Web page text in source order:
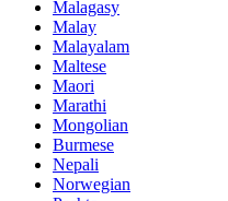
Malagasy
Malay
Malayalam
Maltese
Maori
Marathi
Mongolian
Burmese
Nepali
Norwegian